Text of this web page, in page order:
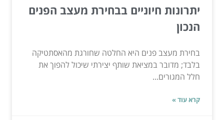
יתרונות חיוניים בבחירת מעצב הפנים
הנכון
בחירת מעצב פנים היא החלטה שחורגת מהאסתטיקה
בלבד; מדובר במציאת שותף יצירתי שיכול להפוך את
חלל המגורים...
קרא עוד »